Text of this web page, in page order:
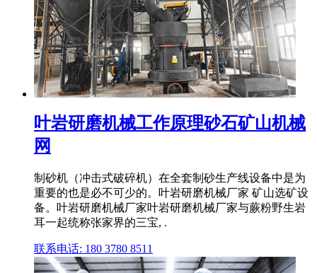
叶岩研磨机械工作原理砂石矿山机械
网
制砂机（冲击式破碎机）在全套制砂生产线设备中是为
重要的也是必不可少的。叶岩研磨机械厂家 矿山选矿设
备。叶岩研磨机械厂家叶岩研磨机械厂家与蕨粉野生岩
耳一起统称张家界的三宝, .
联系电话: 180 3780 8511